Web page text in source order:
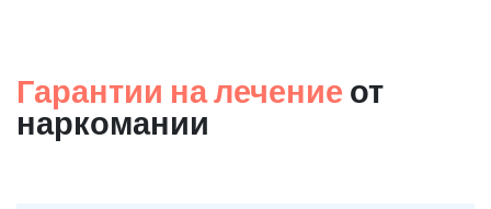
Гарантии на лечение от
наркомании